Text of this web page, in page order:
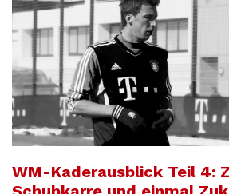
WM-Kaderausblick Teil 4: